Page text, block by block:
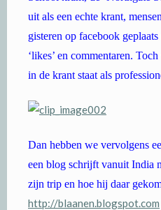
uit als een echte krant,
gisteren op facebook
‘likes’ en commentaren.
in de krant staat als
Dan hebben we vervolgens
een blog schrijft vanuit India
zijn trip en hoe hij daar
http://blaanen.blogspot.com